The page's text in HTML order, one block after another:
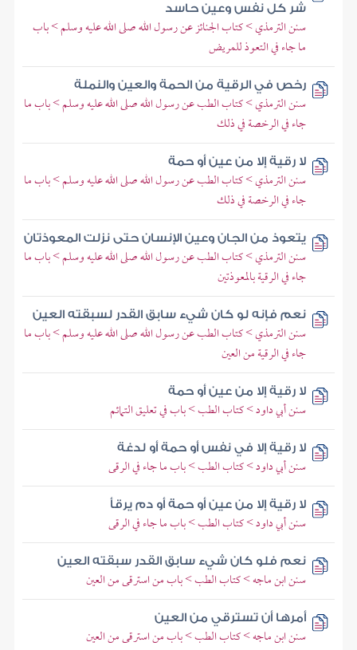
شر كل نفس وعين حاسد
سنن الترمذي > كتاب الجنائز عن رسول الله صلى الله عليه وسلم > باب
ما جاء في التعوذ للمريض
رخص في الرقية من الحمة والعين والنملة
سنن الترمذي > كتاب الطب عن رسول الله صلى الله عليه وسلم > باب ما
جاء في الرخصة في ذلك
لا رقية إلا من عين أو حمة
سنن الترمذي > كتاب الطب عن رسول الله صلى الله عليه وسلم > باب ما
جاء في الرخصة في ذلك
يتعوذ من الجان وعين الإنسان حتى نزلت المعوذتان
سنن الترمذي > كتاب الطب عن رسول الله صلى الله عليه وسلم > باب ما
جاء في الرقية بالمعوذتين
نعم فإنه لو كان شيء سابق القدر لسبقته العين
سنن الترمذي > كتاب الطب عن رسول الله صلى الله عليه وسلم > باب ما
جاء في الرقية من العين
لا رقية إلا من عين أو حمة
سنن أبي داود > كتاب الطب > باب في تعليق التمائم
لا رقية إلا في نفس أو حمة أو لدغة
سنن أبي داود > كتاب الطب > باب ما جاء في الرقى
لا رقية إلا من عين أو حمة أو دم يرقأ
سنن أبي داود > كتاب الطب > باب ما جاء في الرقى
نعم فلو كان شيء سابق القدر سبقته العين
سنن ابن ماجه > كتاب الطب > باب من استرقى من العين
أمرها أن تسترقي من العين
سنن ابن ماجه > كتاب الطب > باب من استرقى من العين